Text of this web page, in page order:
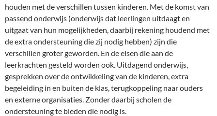
houden met de verschillen tussen kinderen. Met de komst van
passend onderwijs (onderwijs dat leerlingen uitdaagt en
uitgaat van hun mogelijkheden, daarbij rekening houdend met
de extra ondersteuning die zij nodig hebben) zijn die
verschillen groter geworden. En de eisen die aan de
leerkrachten gesteld worden ook. Uitdagend onderwijs,
gesprekken over de ontwikkeling van de kinderen, extra
begeleiding in en buiten de klas, terugkoppeling naar ouders
en externe organisaties. Zonder daarbij scholen de
ondersteuning te bieden die nodig is.